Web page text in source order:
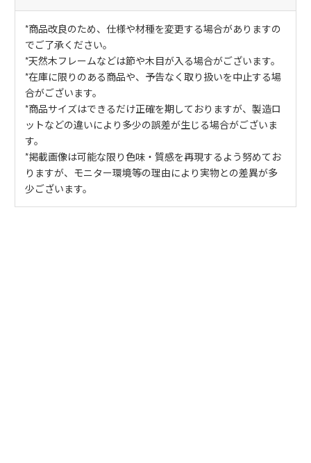
*商品改良のため、仕様や材種を変更する場合がありますの
でご了承ください。
*天然木フレームなどは節や木目が入る場合がございます。
*在庫に限りのある商品や、予告なく取り扱いを中止する場
合がございます。
*商品サイズはできるだけ正確を期しておりますが、製造ロ
ットなどの違いにより多少の誤差が生じる場合がございま
す。
*掲載画像は可能な限り色味・質感を再現するよう努めてお
りますが、モニター環境等の理由により実物との差異が多
少ございます。